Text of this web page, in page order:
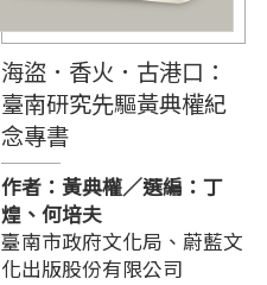
海盜．香火．古港口：
臺南研究先驅黃典權紀
念專書
作者：黃典權／選編：丁
煌、何培夫
臺南市政府文化局、蔚藍文
化出版股份有限公司